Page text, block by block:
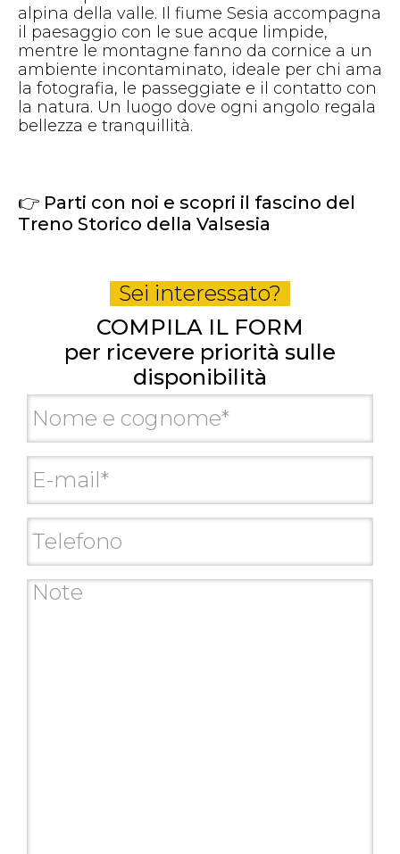
alpina della valle. Il fiume Sesia accompagna
il paesaggio con le sue acque limpide,
mentre le montagne fanno da cornice a un
ambiente incontaminato, ideale per chi ama
la fotografia, le passeggiate e il contatto con
la natura. Un luogo dove ogni angolo regala
bellezza e tranquillità.
👉 Parti con noi e scopri il fascino del
Treno Storico della Valsesia
Sei interessato?
COMPILA IL FORM
per ricevere priorità sulle
disponibilità